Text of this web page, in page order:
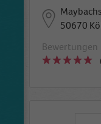
50670
Bewertungen